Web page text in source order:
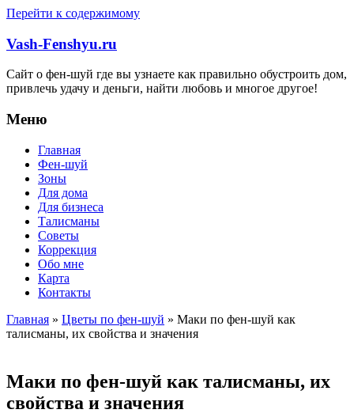
Перейти к содержимому
Vash-Fenshyu.ru
Сайт о фен-шуй где вы узнаете как правильно обустроить дом,
привлечь удачу и деньги, найти любовь и многое другое!
Меню
Главная
Фен-шуй
Зоны
Для дома
Для бизнеса
Талисманы
Советы
Коррекция
Обо мне
Карта
Контакты
Главная » Цветы по фен-шуй » Маки по фен-шуй как
талисманы, их свойства и значения
Маки по фен-шуй как талисманы, их
свойства и значения